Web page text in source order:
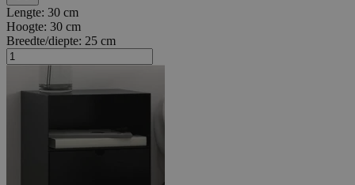
Lengte: 30 cm
Hoogte: 30 cm
Breedte/diepte: 25 cm